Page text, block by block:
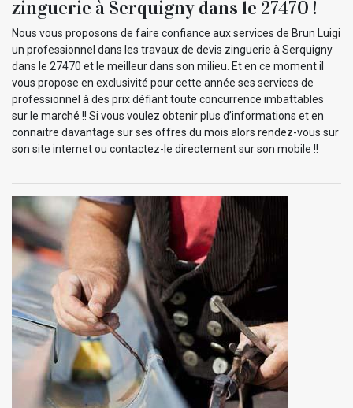
zinguerie à Serquigny dans le 27470 !
Nous vous proposons de faire confiance aux services de Brun Luigi
un professionnel dans les travaux de devis zinguerie à Serquigny
dans le 27470 et le meilleur dans son milieu. Et en ce moment il
vous propose en exclusivité pour cette année ses services de
professionnel à des prix défiant toute concurrence imbattables
sur le marché !! Si vous voulez obtenir plus d’informations et en
connaitre davantage sur ses offres du mois alors rendez-vous sur
son site internet ou contactez-le directement sur son mobile !!